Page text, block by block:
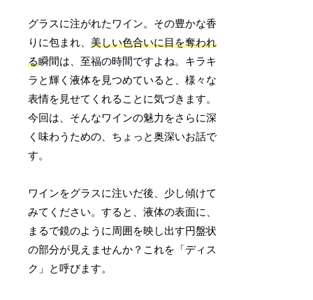
グラスに注がれたワイン。その豊かな香
りに包まれ、美しい色合いに目を奪われ
る瞬間は、至福の時間ですよね。キラキ
ラと輝く液体を見つめていると、様々な
表情を見せてくれることに気づきます。
今回は、そんなワインの魅力をさらに深
く味わうための、ちょっと奥深いお話で
す。
ワインをグラスに注いだ後、少し傾けて
みてください。すると、液体の表面に、
まるで鏡のように周囲を映し出す円盤状
の部分が見えませんか？これを「ディス
ク」と呼びます。